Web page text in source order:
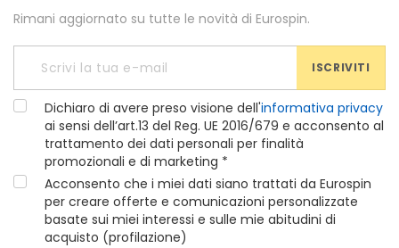
Rimani aggiornato su tutte le novità di Eurospin.
ISCRIVITI
Dichiaro di avere preso visione dell'informativa privacy
ai sensi dell’art.13 del Reg. UE 2016/679 e acconsento al
trattamento dei dati personali per finalità
promozionali e di marketing *
Acconsento che i miei dati siano trattati da Eurospin
per creare offerte e comunicazioni personalizzate
basate sui miei interessi e sulle mie abitudini di
acquisto (profilazione)